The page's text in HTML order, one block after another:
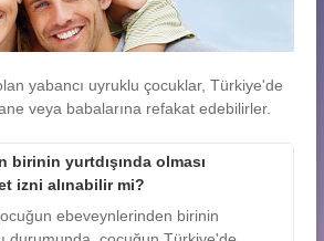
yabancı uyruklu çocuklar, Türkiye'de
veya babalarına refakat edebilirler.
birinin yurtdışında olması
izni alınabilir mi?
ebeveynlerinden birinin